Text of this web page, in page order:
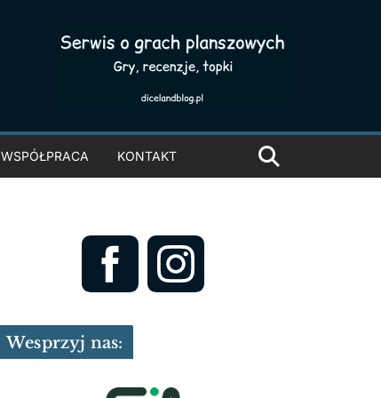
WSPÓŁPRACA KONTAKT
Wesprzyj nas: